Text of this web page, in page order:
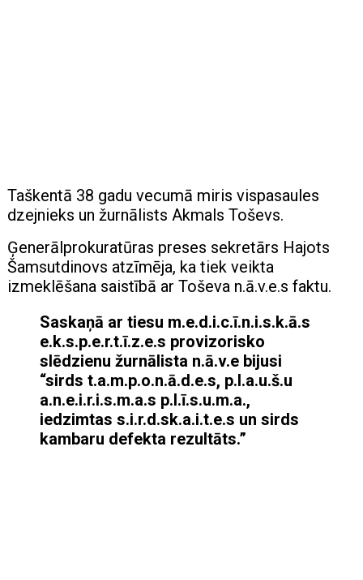
Taškentā 38 gadu vecumā miris vispasaules
dzejnieks un žurnālists Akmals Toševs.
Ģenerālprokuratūras preses sekretārs Hajots
Šamsutdinovs atzīmēja, ka tiek veikta
izmeklēšana saistībā ar Toševa n.ā.v.e.s faktu.
Saskaņā ar tiesu m.e.d.i.c.ī.n.i.s.k.ā.s
e.k.s.p.e.r.t.ī.z.e.s provizorisko
slēdzienu žurnālista n.ā.v.e bijusi
“sirds t.a.m.p.o.n.ā.d.e.s, p.l.a.u.š.u
a.n.e.i.r.i.s.m.a.s p.l.ī.s.u.m.a.,
iedzimtas s.i.r.d.sk.a.i.t.e.s un sirds
kambaru defekta rezultāts.”